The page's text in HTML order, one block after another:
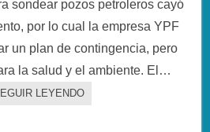
sondear pozos petroleros cayó
por lo cual la empresa YPF
un plan de contingencia, pero
la salud y el ambiente. El…
LEYENDO